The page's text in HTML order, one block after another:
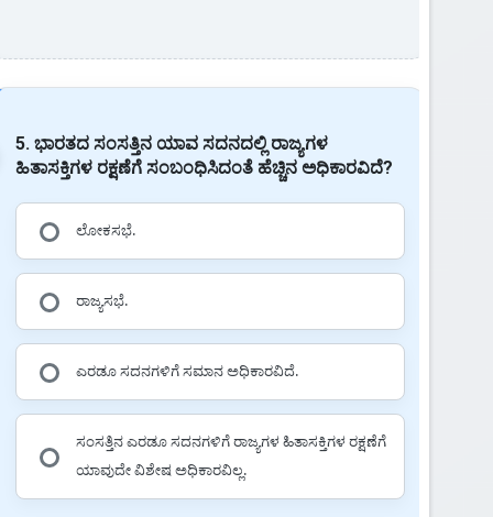
5. ಭಾರತದ ಸಂಸತ್ತಿನ ಯಾವ ಸದನದಲ್ಲಿ ರಾಜ್ಯಗಳ
ಹಿತಾಸಕ್ತಿಗಳ ರಕ್ಷಣೆಗೆ ಸಂಬಂಧಿಸಿದಂತೆ ಹೆಚ್ಚಿನ ಅಧಿಕಾರವಿದೆ?
ಲೋಕಸಭೆ.
ರಾಜ್ಯಸಭೆ.
ಎರಡೂ ಸದನಗಳಿಗೆ ಸಮಾನ ಅಧಿಕಾರವಿದೆ.
ಸಂಸತ್ತಿನ ಎರಡೂ ಸದನಗಳಿಗೆ ರಾಜ್ಯಗಳ ಹಿತಾಸಕ್ತಿಗಳ ರಕ್ಷಣೆಗೆ
ಯಾವುದೇ ವಿಶೇಷ ಅಧಿಕಾರವಿಲ್ಲ.